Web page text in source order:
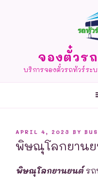
จองตั๋วร
บริการจองตั๋วรถทัวร์ระ
POSTED
ON
APRIL 4, 2023 BY BUS
พิษณุโลกยาน
พิษณุโลกยานยนต์ รถ